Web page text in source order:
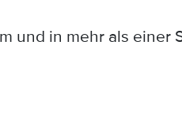
und in mehr als einer